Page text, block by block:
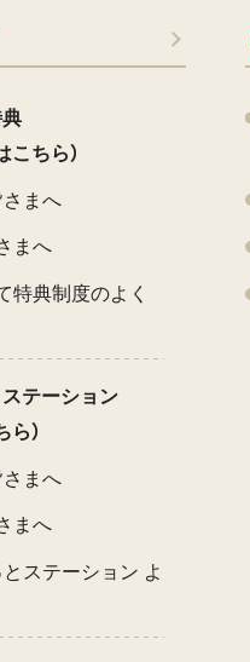
こちら）
まへ
まへ
特典制度のよく
テーション
）
まへ
まへ
ステーション よ